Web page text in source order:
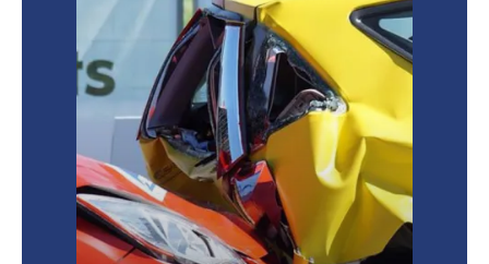
Sprawdź najkorzystniejsze oferty ubezpieczeń
OC/AC/NNW/assistance
OC, AC, NNW,
assistance,
szyby, opony, bagaż